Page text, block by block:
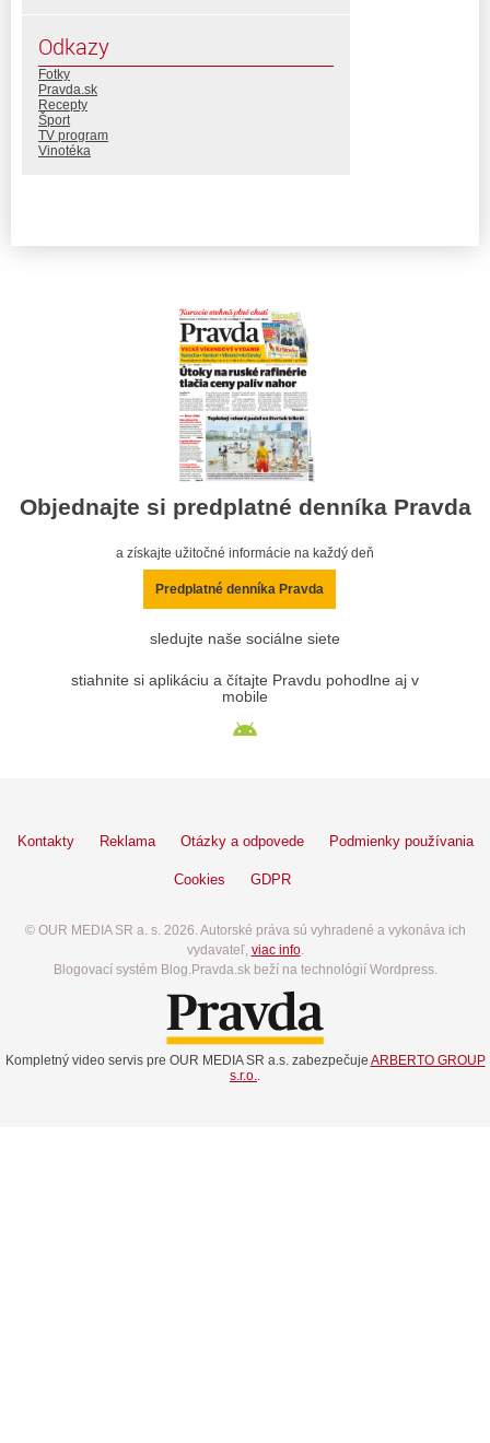
Odkazy
Fotky
Pravda.sk
Recepty
Šport
TV program
Vinotéka
Objednajte si predplatné denníka Pravda
a získajte užitočné informácie na každý deň
Predplatné denníka Pravda
sledujte naše sociálne siete
stiahnite si aplikáciu a čítajte Pravdu pohodlne aj v
mobile
Kontakty Reklama Otázky a odpovede Podmienky používania
Cookies GDPR
© OUR MEDIA SR a. s. 2026. Autorské práva sú vyhradené a vykonáva ich
vydavateľ, viac info.
Blogovací systém Blog.Pravda.sk beží na technológií Wordpress.
Kompletný video servis pre OUR MEDIA SR a.s. zabezpečuje ARBERTO GROUP
s.r.o.